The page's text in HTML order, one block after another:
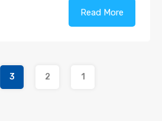
Read More
1
2
3